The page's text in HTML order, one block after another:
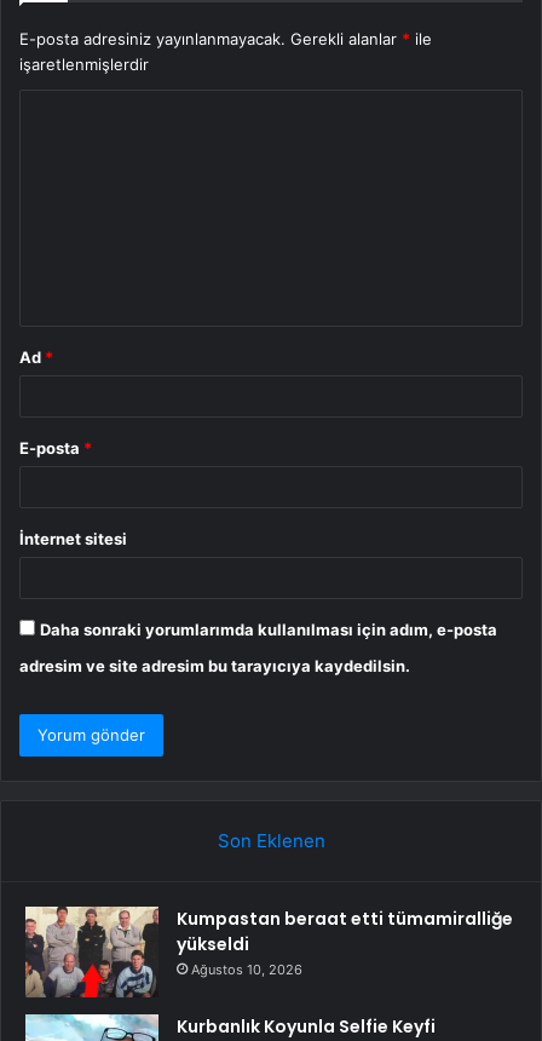
E-posta adresiniz yayınlanmayacak. Gerekli alanlar * ile
işaretlenmişlerdir
Ad *
E-posta *
İnternet sitesi
Daha sonraki yorumlarımda kullanılması için adım, e-posta
adresim ve site adresim bu tarayıcıya kaydedilsin.
Son Eklenen
Kumpastan beraat etti tümamiralliğe
yükseldi
Ağustos 10, 2026
Kurbanlık Koyunla Selfie Keyfi